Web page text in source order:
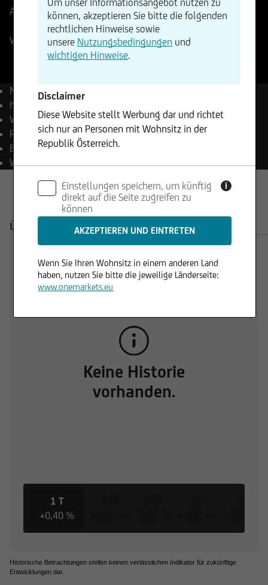
Aktueller Stand6645,72PunkteÄnderung
+0,40%
Wien
25.03.2022 - 06:20
Name
ATX® Total Return
ISIN
WKN
A0SNSF
Reuters .ATXTR
Bloomberg ATXTR Index
Währung EUR
ÜBERSICHT PRODUKTE
Trading Desk
Keine Historie
vorhanden.
1 T
+0,40 %
Historische Betrachtungen stellen keinen verlässlichen Indikator für zukünftige
Entwicklungen dar.
Um unser Informationsangebot nutzen zu
können, akzeptieren Sie bitte die folgenden
rechtlichen Hinweise sowie
unsere Nutzungsbedingungen und
wichtigen Hinweise.
Disclaimer
Diese Website stellt Werbung dar und richtet
sich nur an Personen mit Wohnsitz in der
Republik Österreich.
Angebot noch eine Aufforderung zum Kauf oder
Verkauf von Wertpapieren dar und dürfen nicht
in Rechtsordnungen genutzt werden, in denen
dies unzulässig ist.
Einstellungen speichern, um künftig
direkt auf die Seite zugreifen zu
können
i
Wenn Sie Ihren Wohnsitz in einem anderen Land
haben, nutzen Sie bitte die jeweilige Länderseite:
www.onemarkets.eu